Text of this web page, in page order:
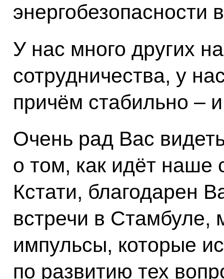
энергобезопасности
У нас много других
сотрудничества, у
причём стабильно –
Очень рад Вас
о том, как идёт наше
Кстати, благодарен
встречи в
импульсы, которые
по развитию тех